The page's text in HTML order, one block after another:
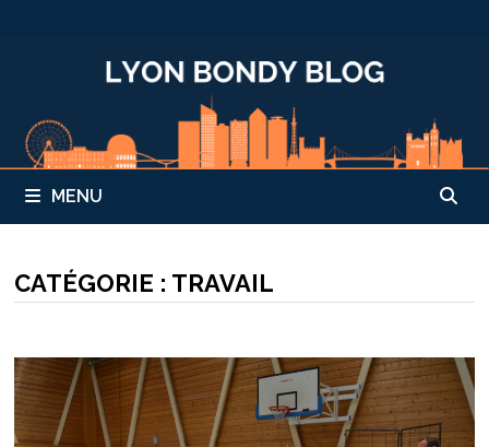
MENU
CATÉGORIE : TRAVAIL